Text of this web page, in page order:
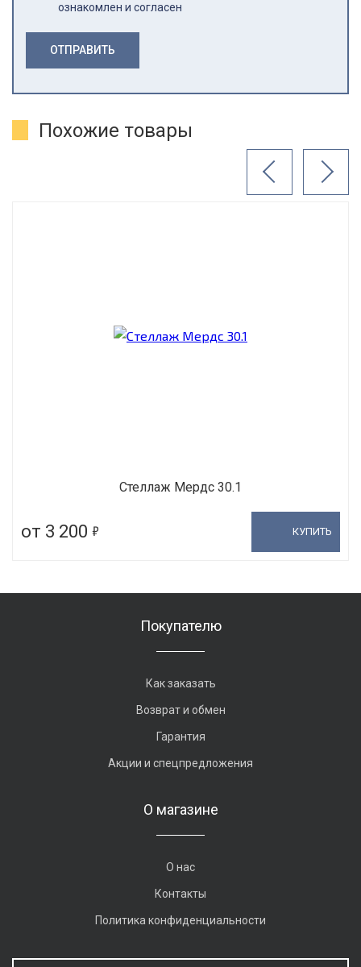
ознакомлен и согласен
ОТПРАВИТЬ
Похожие товары
Стеллаж Мердс 30.1
от 3 200 5 КУПИТЬ
Покупателю
Как заказать
Возврат и обмен
Гарантия
Акции и спецпредложения
О магазине
О нас
Контакты
Политика конфиденциальности